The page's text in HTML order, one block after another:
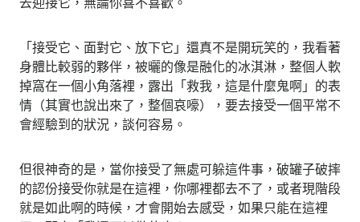
「接受它、面對它、放下它」還真不是開玩笑的，我看著
身體比較弱的夥伴，被曬的像是融化的冰淇淋，整個人軟
掉窩在一個小角落裡，露出「救我，這是什麼鬼啊」的表
情（其實也說出來了，整個哀嚎），要去接受一個平常不
會經驗到的狀況，談何容易。
但很神奇的是，當你接受了無處可躲這件事，破罐子破摔
的認份接受你就是在這裡，你哪裡都去不了，或者現階段
就是如此啊的時候，才會開始去感受，如果只能在這裡